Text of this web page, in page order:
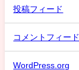
投稿フィード
コメントフィード
WordPress.org